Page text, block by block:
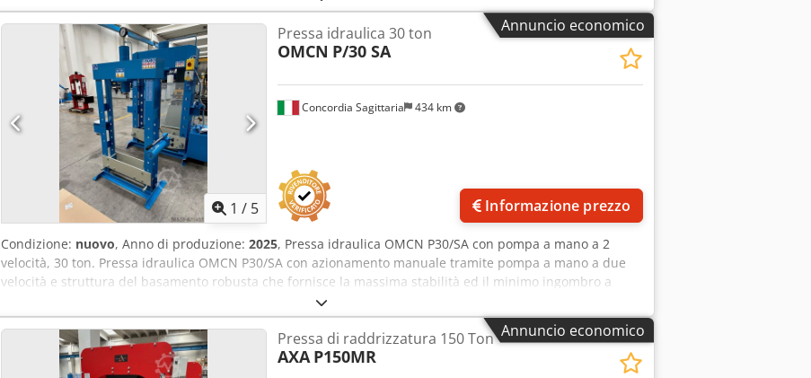
valvola di taratura e di distributore di comando a tre posizioni (avanzamento folle ritorno). La macchina è
completa di olio. Corredata di argano per il sollevamento del piano di lavoro. Lo stelo è in acciaio speciale,
trattato e cromato. La macchina è dotata di comando bimanuale e di simultaneità come da normative
vigenti. Completa di pannelli protettivi, posteriore e laterali. Dedjfh R Nyjpfx Afdock Omologazione CE
completa di compatibilità elettromagnetica. Corsa pistone : mm 310 Luce interna : mm 1.010
Annuncio economico
1 / 5
Concordia Sagittaria 434 km
Pressa idraulica 30 ton
OMCN P/30 SA
Informazione prezzo
Condizione: nuovo, Anno di produzione: 2025, Pressa idraulica OMCN P30/SA con pompa a mano a 2
velocità, 30 ton. Pressa idraulica OMCN P30/SA con azionamento manuale tramite pompa a mano a due
velocità e struttura del basamento robusta che fornisce la massima stabilità ed il minimo ingombro a
terra. Grazie al telaio forato, la base di supporto è regolabile in altezza su 9 posizioni diverse in modo da
poter adattare la pressa a lavorare con pezzi di diverse dimensioni. L'argano consente di sollevare il
bancale in modo pratico e veloce. +rapidità in avvicinamento +precisione Indispensabile in officina e nel
settore industriale, perfetto per la pressatura di oggetti metallici come ad esempio durante le operazioni
Annuncio economico
Pressa di raddrizzatura 150 Ton
AXA P150MR